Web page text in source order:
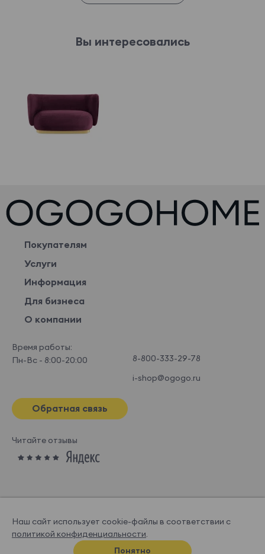
Вы интересовались
Покупателям
Услуги
Информация
Для бизнеса
О компании
Время работы:
Пн-Вс - 8:00-20:00
8-800-333-29-78
i-shop@ogogo.ru
Обратная связь
Читайте отзывы
© OGOGOHOME, 2026
Наш сайт использует cookie-файлы в соответствии с
политикой конфиденциальности.
Понятно